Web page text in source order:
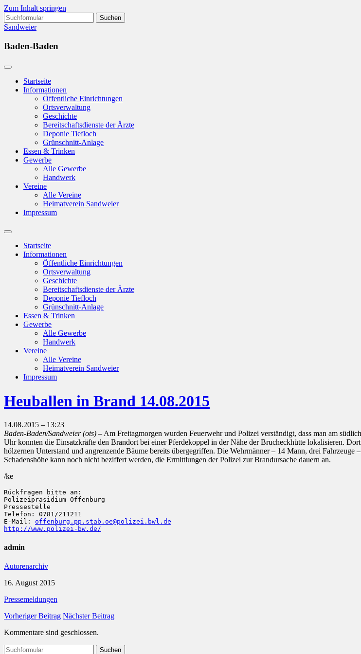
Zum Inhalt springen
Suchen
nach:
Sandweier
Baden-Baden
Startseite
Informationen
Öffentliche Einrichtungen
Ortsverwaltung
Geschichte
Bereitschaftsdienste der Ärzte
Deponie Tiefloch
Grünschnitt-Anlage
Essen & Trinken
Gewerbe
Alle Gewerbe
Handwerk
Vereine
Alle Vereine
Heimatverein Sandweier
Impressum
Suchfeld
ein-/ausblenden
Startseite
Informationen
Öffentliche Einrichtungen
Ortsverwaltung
Geschichte
Bereitschaftsdienste der Ärzte
Deponie Tiefloch
Grünschnitt-Anlage
Essen & Trinken
Gewerbe
Alle Gewerbe
Handwerk
Vereine
Alle Vereine
Heimatverein Sandweier
Impressum
Heuballen in Brand 14.08.2015
14.08.2015 – 13:23
Baden-Baden/Sandweier (ots) – Am Freitagmorgen wurden Feuerwehr und Polizei verständigt, dass man am
Uhr konnten die Einsatzkräfte den Brandort bei einer Pferdekoppel in der Nähe der Brucheckhütte lokalisieren.
hölzernen Unterstand und angrenzende Bäume bereits übergegriffen. Die Wehrmänner – 14 Mann, drei
Schadenshöhe kann noch nicht beziffert werden, die Ermittlungen der Polizei zur Brandursache dauern an.
/ke
Rückfragen bitte an:
Polizeipräsidium Offenburg
Pressestelle
Telefon: 0781/211211
E-Mail: offenburg.pp.stab.oe@polizei.bwl.de
http://www.polizei-bw.de/
admin
Autorenarchiv
16. August 2015
Pressemeldungen
Vorheriger Beitrag Nächster Beitrag
Kommentare sind geschlossen.
Suchen